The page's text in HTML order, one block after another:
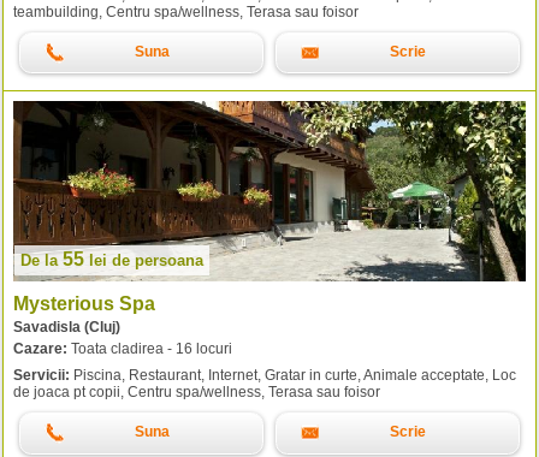
teambuilding, Centru spa/wellness, Terasa sau foisor
Suna Scrie
De la 55 lei de persoana
Mysterious Spa
Savadisla (Cluj)
Cazare: Toata cladirea - 16 locuri
Servicii: Piscina, Restaurant, Internet, Gratar in curte, Animale acceptate, Loc
de joaca pt copii, Centru spa/wellness, Terasa sau foisor
Suna Scrie